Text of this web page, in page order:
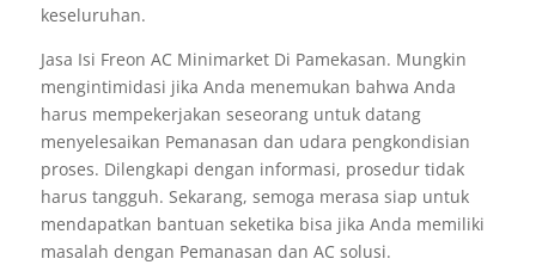
keseluruhan.
Jasa Isi Freon AC Minimarket Di Pamekasan. Mungkin
mengintimidasi jika Anda menemukan bahwa Anda
harus mempekerjakan seseorang untuk datang
menyelesaikan Pemanasan dan udara pengkondisian
proses. Dilengkapi dengan informasi, prosedur tidak
harus tangguh. Sekarang, semoga merasa siap untuk
mendapatkan bantuan seketika bisa jika Anda memiliki
masalah dengan Pemanasan dan AC solusi.